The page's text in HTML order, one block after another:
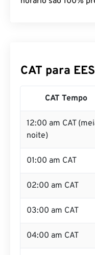
CAT para
CAT Tempo
12:00 am CAT
noite)
01:00 am CAT
02:00 am CAT
03:00 am CAT
04:00 am CAT